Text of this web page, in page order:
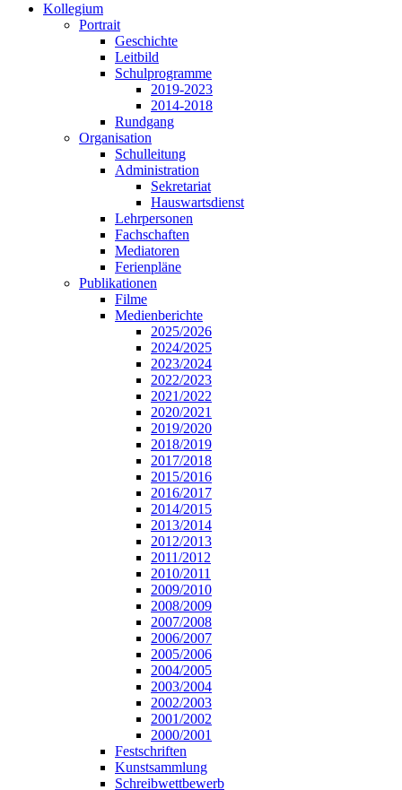
Kollegium
Portrait
Geschichte
Leitbild
Schulprogramme
2019-2023
2014-2018
Rundgang
Organisation
Schulleitung
Administration
Sekretariat
Hauswartsdienst
Lehrpersonen
Fachschaften
Mediatoren
Ferienpläne
Publikationen
Filme
Medienberichte
2025/2026
2024/2025
2023/2024
2022/2023
2021/2022
2020/2021
2019/2020
2018/2019
2017/2018
2015/2016
2016/2017
2014/2015
2013/2014
2012/2013
2011/2012
2010/2011
2009/2010
2008/2009
2007/2008
2006/2007
2005/2006
2004/2005
2003/2004
2002/2003
2001/2002
2000/2001
Festschriften
Kunstsammlung
Schreibwettbewerb